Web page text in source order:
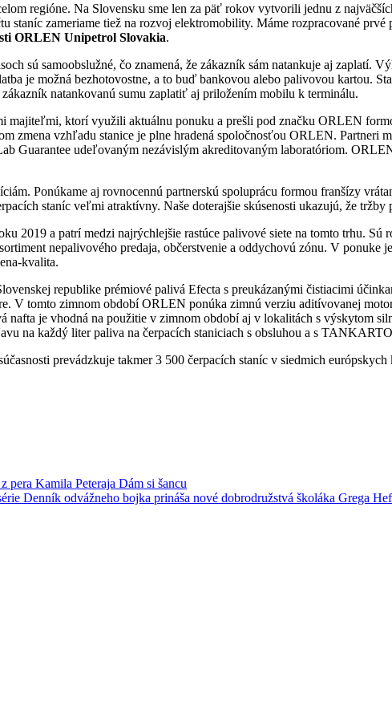
regióne. Na Slovensku sme len za päť rokov vytvorili jednu z
staníc zameriame tiež na rozvoj elektromobility. Máme rozpracované
ORLEN Unipetrol Slovakia.
sú samoobslužné, čo znamená, že zákazník sám natankuje aj zaplatí.
je možná bezhotovostne, a to buď bankovou alebo palivovou
natankovanú sumu zaplatiť aj priložením mobilu k terminálu.
majiteľmi, ktorí využili aktuálnu ponuku a prešli pod značku ORLEN
zmena vzhľadu stanice je plne hradená spoločnosťou ORLEN. Partneri
Guarantee udeľovaným nezávislým akreditovaným laboratóriom.
Ponúkame aj rovnocennú partnerskú spoluprácu formou franšízy
staníc veľmi atraktívny. Naše doterajšie skúsenosti ukazujú, že
2019 a patrí medzi najrýchlejšie rastúce palivové siete na tomto trhu.
nepalivového predaja, občerstvenie a oddychovú zónu. V
kvalita.
republike prémiové palivá Efecta s preukázanými čistiacimi
V tomto zimnom období ORLEN ponúka zimnú verziu aditívovanej
nafta je vhodná na použitie v zimnom období aj v lokalitách s výskytom
na každý liter paliva na čerpacích staniciach s obsluhou a s
prevádzkuje takmer 3 500 čerpacích staníc v siedmich
pera Kamila Peteraja Dám si šancu
Denník odvážneho bojka prináša nové dobrodružstvá školáka Grega